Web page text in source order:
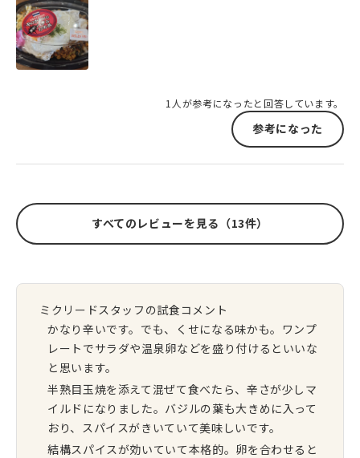
1人が参考になったと回答しています。
参考になった
すべてのレビューを見る（13件）
ミクリードスタッフの試食コメント
かなり辛いです。でも、くせになる味かも。ワンプ
レートでサラダや温泉卵などを盛り付けるといいな
と思います。
半熟目玉焼を添えて混ぜて食べたら、辛さが少しマ
イルドになりました。バジルの葉も大きめに入って
おり、スパイスがきいていて美味しいです。
結構スパイスが効いていて本格的。卵を合わせると